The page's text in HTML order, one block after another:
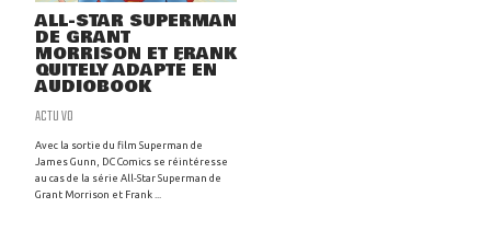
ALL-STAR SUPERMAN
DE GRANT
MORRISON ET FRANK
QUITELY ADAPTÉ EN
AUDIOBOOK
ACTU VO
Avec la sortie du film Superman de
James Gunn, DC Comics se réintéresse
au cas de la série All-Star Superman de
Grant Morrison et Frank ...